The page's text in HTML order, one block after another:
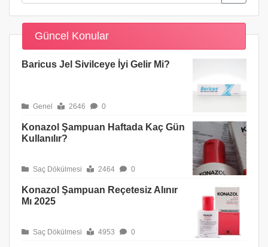
Güncel Konular
Baricus Jel Sivilceye İyi Gelir Mi?
Genel 2646 0
Konazol Şampuan Haftada Kaç Gün
Kullanılır?
Saç Dökülmesi 2464 0
Konazol Şampuan Reçetesiz Alınır
Mı 2025
Saç Dökülmesi 4953 0